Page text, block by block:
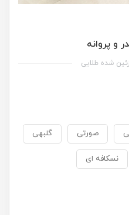
و پروانه
شده طلایی
صورتی گلبهی
نسکافه ای